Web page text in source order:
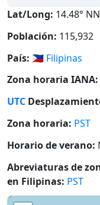
Lat/Long: 14.48°
Población: 115,932
País: 🇵🇭 Filipinas
Zona horaria IANA:
UTC
Zona horaria: PST
Horario de verano:
Abreviaturas de
en Filipinas: PST